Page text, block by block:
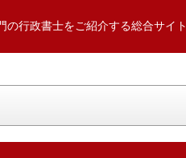
の行政書士をご紹介する総合サイト